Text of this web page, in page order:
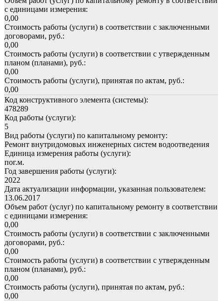
с единицами измерения:
0,00
Стоимость работы (услуги) в соответствии с заключенными
договорами, руб.:
0,00
Стоимость работы (услуги) в соответствии с утвержденным
планом (планами), руб.:
0,00
Стоимость работы (услуги), принятая по актам, руб.:
0,00
Код конструктивного элемента (системы):
478289
Код работы (услуги):
5
Вид работы (услуги) по капитальному ремонту:
Ремонт внутридомовых инженерных систем водоотведения
Единица измерения работы (услуги):
пог.м.
Год завершения работы (услуги):
2022
Дата актуализации информации, указанная пользователем:
13.06.2017
Объем работ (услуг) по капитальному ремонту в соответствии
с единицами измерения:
0,00
Стоимость работы (услуги) в соответствии с заключенными
договорами, руб.:
0,00
Стоимость работы (услуги) в соответствии с утвержденным
планом (планами), руб.:
0,00
Стоимость работы (услуги), принятая по актам, руб.:
0,00